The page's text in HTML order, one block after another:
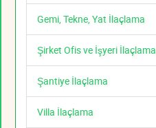
Gemi, Tekne, Yat İlaçlama
Şirket Ofis ve İşyeri İlaçlama
Şantiye İlaçlama
Villa İlaçlama